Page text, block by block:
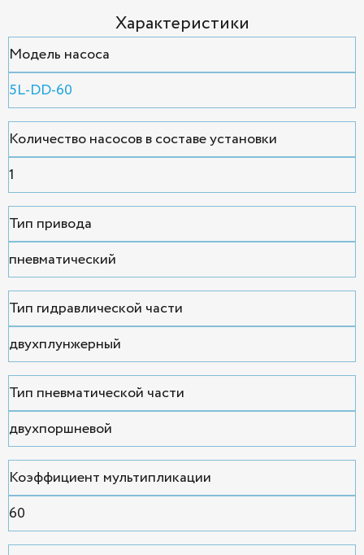
Характеристики
Модель насоса
5L-DD-60
Количество насосов в составе установки
1
Тип привода
пневматический
Тип гидравлической части
двухплунжерный
Тип пневматической части
двухпоршневой
Коэффициент мультипликации
60